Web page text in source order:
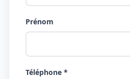
Prénom
Téléphone *